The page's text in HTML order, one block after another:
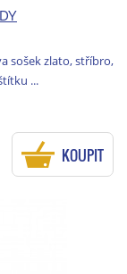
sošek zlato, stříbro,
...
KOUPIT